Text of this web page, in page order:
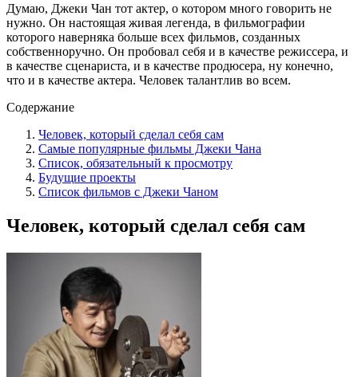
Думаю, Джеки Чан тот актер, о котором много говорить не
нужно. Он настоящая живая легенда, в фильмографии
которого наверняка больше всех фильмов, созданных
собственноручно. Он пробовал себя и в качестве режиссера, и
в качестве сценариста, и в качестве продюсера, ну конечно,
что и в качестве актера. Человек талантлив во всем.
Содержание
Человек, который сделал себя сам
Самые популярные фильмы Джеки Чана
Список, обязательный к просмотру
Будущие проекты
Список фильмов с Джеки Чаном
Человек, который сделал себя сам